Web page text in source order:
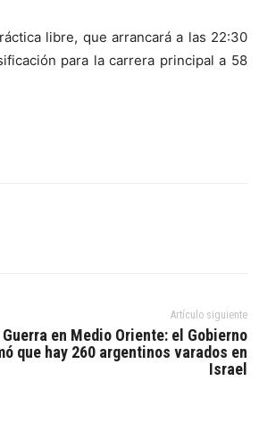
libre, que arrancará a las 22:30
para la carrera principal a 58
Artículo siguiente
Guerra en Medio Oriente: el Gobierno
que hay 260 argentinos varados en
Israel